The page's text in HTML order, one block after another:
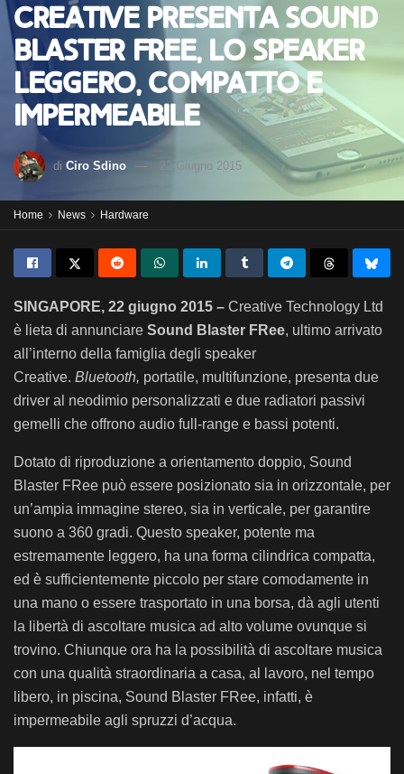
Creative presenta Sound
Blaster FRee, lo speaker
leggero, compatto e
impermeabile
di Ciro Sdino 22 Giugno 2015
Home News Hardware
SINGAPORE, 22 giugno 2015 – Creative Technology Ltd
è lieta di annunciare Sound Blaster FRee, ultimo arrivato
all’interno della famiglia degli speaker
Creative. Bluetooth, portatile, multifunzione, presenta due
driver al neodimio personalizzati e due radiatori passivi
gemelli che offrono audio full-range e bassi potenti.
Dotato di riproduzione a orientamento doppio, Sound
Blaster FRee può essere posizionato sia in orizzontale, per
un’ampia immagine stereo, sia in verticale, per garantire
suono a 360 gradi. Questo speaker, potente ma
estremamente leggero, ha una forma cilindrica compatta,
ed è sufficientemente piccolo per stare comodamente in
una mano o essere trasportato in una borsa, dà agli utenti
la libertà di ascoltare musica ad alto volume ovunque si
trovino. Chiunque ora ha la possibilità di ascoltare musica
con una qualità straordinaria a casa, al lavoro, nel tempo
libero, in piscina, Sound Blaster FRee, infatti, è
impermeabile agli spruzzi d’acqua.